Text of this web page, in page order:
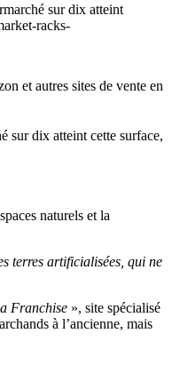
sur dix atteint
racks-
et autres sites de vente en
sur dix atteint cette surface,
naturels et la
terres artificialisées, qui ne
Franchise », site spécialisé
à l’ancienne, mais